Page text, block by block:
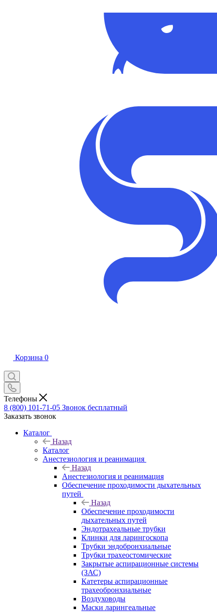
Корзина 0
Телефоны
8 (800) 101-71-05 Звонок бесплатный
Заказать звонок
Каталог
Назад
Каталог
Анестезиология и реанимация
Назад
Анестезиология и реанимация
Обеспечение проходимости дыхательных
путей
Назад
Обеспечение проходимости
дыхательных путей
Эндотрахеальные трубки
Клинки для ларингоскопа
Трубки эндобронхиальные
Трубки трахеостомические
Закрытые аспирационные системы
(ЗАС)
Катетеры аспирационные
трахеобронхиальные
Воздуховоды
Маски ларингеальные